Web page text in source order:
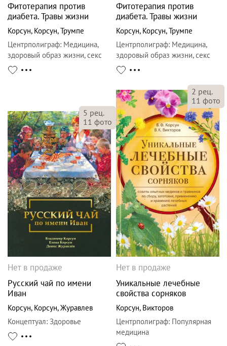
Фитотерапия против
диабета. Травы жизни
Корсун, Корсун,Трумпе
Центрполиграф: Медицина,
здоровый образ жизни, секс
Фитотерапия против
диабета. Травы жизни
Корсун, Корсун,Трумпе
Центрполиграф: Медицина,
здоровый образ жизни, секс
5 рец.
11 фото
Нет в продаже
Русский чай по имени
Иван
Корсун, Корсун,Журавлев
Концептуал: Здоровье
2 рец.
11 фото
Нет в продаже
Уникальные лечебные
свойства сорняков
Корсун, Викторов
Центрполиграф: Популярная
медицина